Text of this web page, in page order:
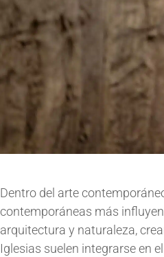
Dentro del arte
contemporáneas más
arquitectura y naturaleza,
Iglesias suelen integrarse en